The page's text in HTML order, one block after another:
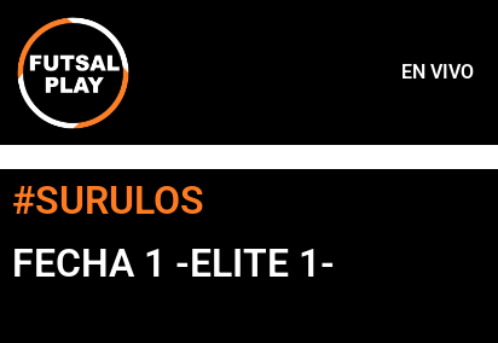
EN VIVO
#SURULOS
FECHA 1 -ELITE 1-